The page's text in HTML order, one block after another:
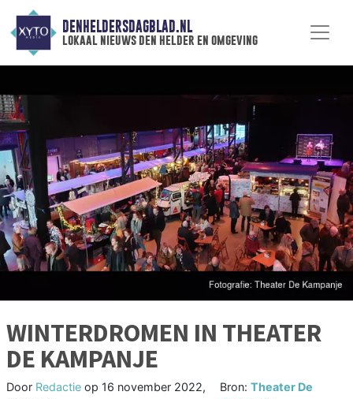
DENHELDERSDAGBLAD.NL
lokaal nieuws den helder en omgeving
WINTERDROMEN IN THEATER
DE KAMPANJE
Door Redactie op 16 november 2022,
Bron: Theater De